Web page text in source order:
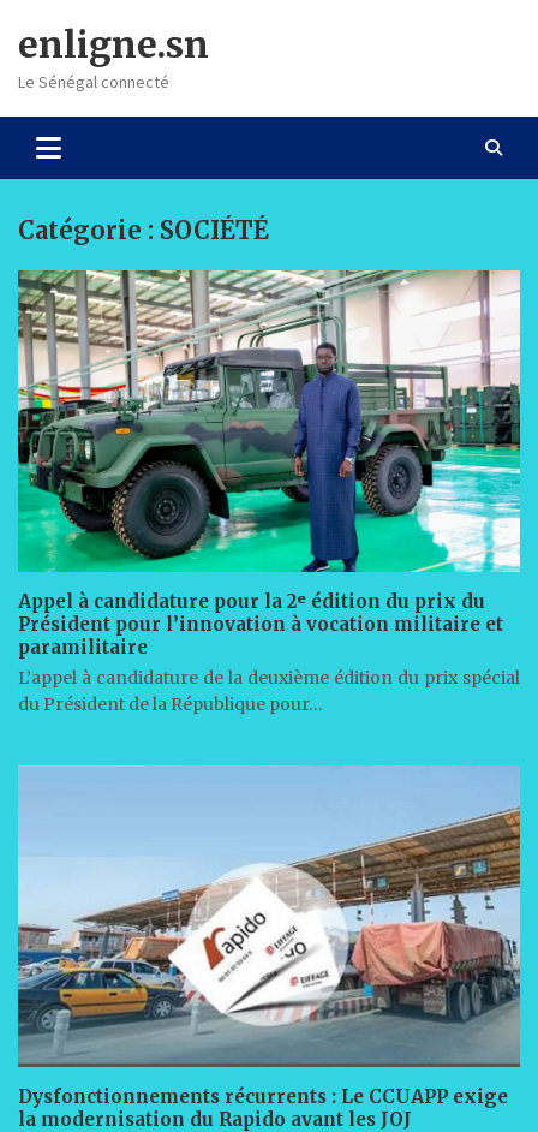
content
enligne.sn
Le Sénégal connecté
Catégorie : SOCIÉTÉ
Appel à candidature pour la 2ᵉ édition du prix du
Président pour l’innovation à vocation militaire et
paramilitaire
L’appel à candidature de la deuxième édition du prix spécial
du Président de la République pour…
Dysfonctionnements récurrents : Le CCUAPP exige
la modernisation du Rapido avant les JOJ